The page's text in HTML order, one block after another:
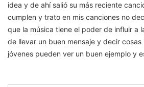
idea y de ahí salió su más reciente
cumplen y trato en mis canciones no
que la música tiene el poder de influir a
de llevar un buen mensaje y decir
jóvenes pueden ver un buen ejemplo y